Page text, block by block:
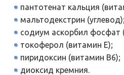
пантотенат кальция
мальтодекстрин (углевод);
содиум аскорбил фосфат
токоферол (витамин E);
пиридоксин (витамин B6);
диоксид кремния.